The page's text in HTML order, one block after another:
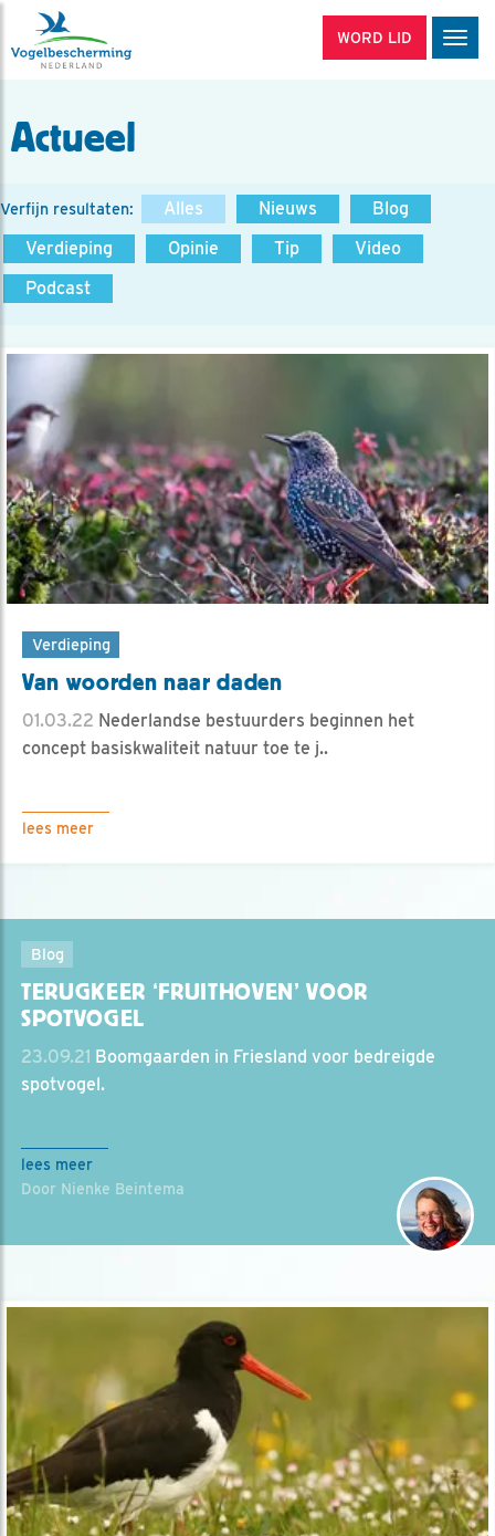
WORD LID
Actueel
Verfijn resultaten: Alles Nieuws
Blog
Verdieping
Opinie Tip
Video
Podcast
Verdieping
Van woorden naar daden
01.03.22 Nederlandse bestuurders beginnen het
concept basiskwaliteit natuur toe te j..
lees meer
Blog
TERUGKEER ‘FRUITHOVEN’ VOOR
SPOTVOGEL
23.09.21 Boomgaarden in Friesland voor bedreigde
spotvogel.
lees meer
Door Nienke Beintema